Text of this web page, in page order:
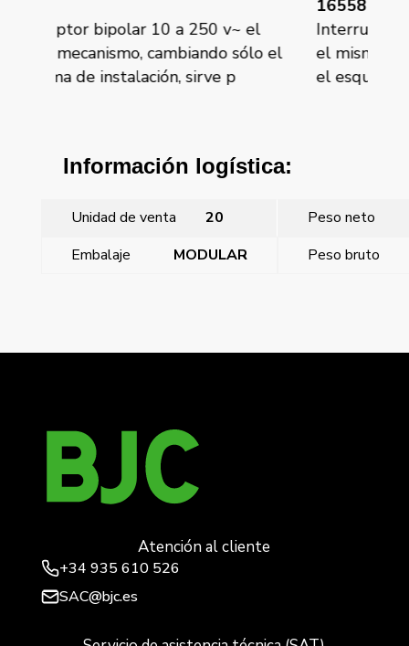
Interruptor bipolar 16a 16 a 250 v~
el mismo mecanismo, cambiando sólo
el esquema de instalación, sir
Información logística:
Unidad de venta 20
Peso neto
Embalaje
MODULAR Peso bruto
Atención al cliente
+34 935 610 526
SAC@bjc.es